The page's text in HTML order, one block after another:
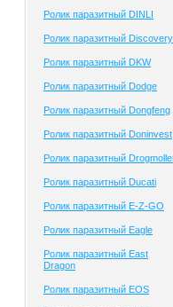
Ролик паразитный DINLI
Ролик паразитный Discovery
Ролик паразитный DKW
Ролик паразитный Dodge
Ролик паразитный Dongfeng
Ролик паразитный Doninvest
Ролик паразитный
Ролик паразитный Ducati
Ролик паразитный E-Z-GO
Ролик паразитный Eagle
Ролик паразитный East
Dragon
Ролик паразитный EOS